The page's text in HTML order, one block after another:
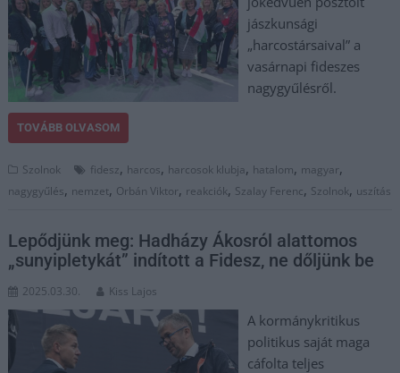
jászkunsági
„harcostársaival” a
vasárnapi fideszes
nagygyűlésről.
TOVÁBB OLVASOM
Szolnok fidesz, harcos, harcosok klubja, hatalom, magyar,
nagygyűlés, nemzet, Orbán Viktor, reakciók, Szalay Ferenc, Szolnok, uszítás
Lepődjünk meg: Hadházy Ákosról alattomos
„sunyipletykát” indított a Fidesz, ne dőljünk be
2025.03.30. Kiss Lajos
A kormánykritikus
politikus saját maga
cáfolta teljes